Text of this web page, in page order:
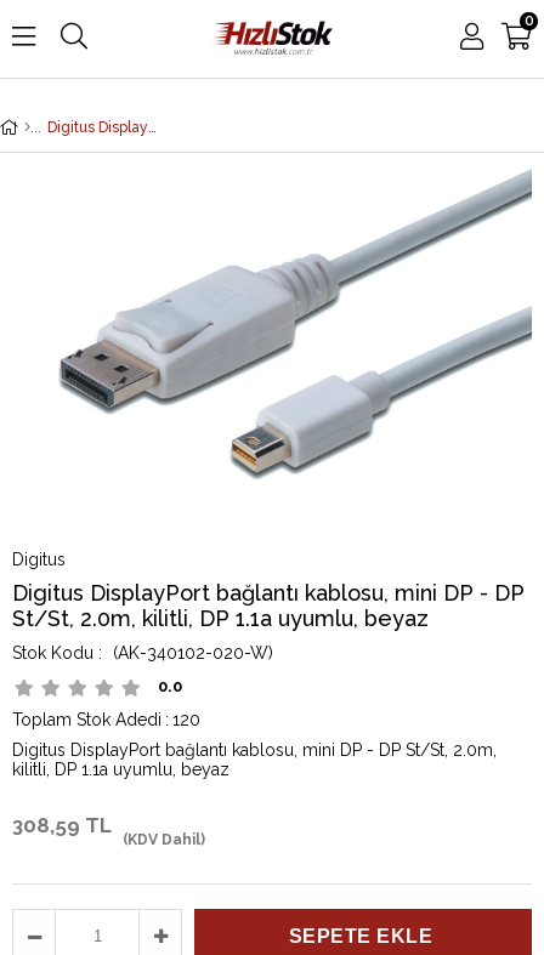
0
Digitus DisplayPort bağlantı kablosu, mini DP - DP St/St, 2.0m, kilitli, DP 1.1a uyumlu, beyaz
Digitus
Digitus DisplayPort bağlantı kablosu, mini DP - DP
St/St, 2.0m, kilitli, DP 1.1a uyumlu, beyaz
(AK-340102-020-W)
0.0
Toplam Stok Adedi : 120
Digitus DisplayPort bağlantı kablosu, mini DP - DP St/St, 2.0m,
kilitli, DP 1.1a uyumlu, beyaz
308,59 TL
(KDV Dahil)